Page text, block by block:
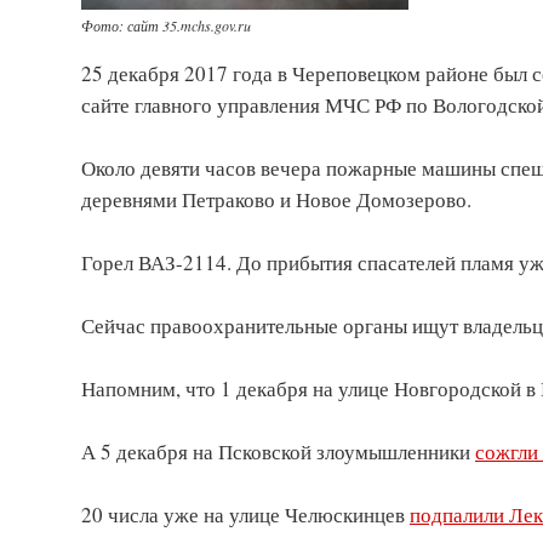
Фото: сайт 35.mchs.gov.ru
25 декабря 2017 года в Череповецком районе был
сайте главного управления МЧС РФ по
Около девяти часов вечера пожарные машины
деревнями Петраково и Новое Домозерово.
Горел ВАЗ-2114. До прибытия спасателей пламя
Сейчас правоохранительные органы ищут
Напомним, что 1 декабря на улице Новгородской
А 5 декабря на Псковской злоумышленники
20 числа уже на улице Челюскинцевподпалили